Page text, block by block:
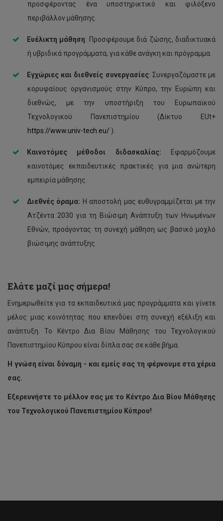
προσφέροντας ένα υποστηρικτικό και φιλόξενο
περιβάλλον μάθησης.
Ευέλικτη μάθηση: Προσφέρουμε διά ζώσης, διαδικτυακά
ή υβριδικά προγράμματα, για κάθε ανάγκη και πρόγραμμα.
Εγχώριες και διεθνείς συνεργασίες: Συνεργαζόμαστε με
κορυφαίους οργανισμούς στην Κύπρο, την Ευρώπη και
διεθνώς, με την υποστήριξη του Ευρωπαϊκού
Τεχνολογικού Πανεπιστημίου (Δίκτυο EUt+
https://www.univ-tech.eu/ ).
Καινοτόμες μέθοδοι διδασκαλίας: Εφαρμόζουμε
καινοτόμες εκπαιδευτικές πρακτικές για μια ανώτερη
εμπειρία μάθησης.
Διεθνές όραμα: Η αποστολή μας ευθυγραμμίζεται με την
Ατζέντα 2030 για τη Βιώσιμη Ανάπτυξη των Ηνωμένων
Εθνών, προάγοντας τη συνεχή μάθηση ως βασικό μοχλό
βιώσιμης ανάπτυξης.
Ελάτε μαζί μας σήμερα!
Ενημερωθείτε για τα εκπαιδευτικά μας προγράμματα και γίνετε
μέλος μιας κοινότητας που επενδύει στη συνεχή εξέλιξη και
ανάπτυξη. Το Κέντρο Δια Βίου Μάθησης του Τεχνολογικού
Πανεπιστημίου Κύπρου είναι δίπλα σας σε κάθε βήμα.
Η γνώση είναι δύναμη - και εμείς σας τη φέρνουμε στα χέρια
σας.
Εξερευνήστε το μέλλον σας με το Κέντρο Δια Βίου Μάθησης
του Τεχνολογικού Πανεπιστημίου Κύπρου!